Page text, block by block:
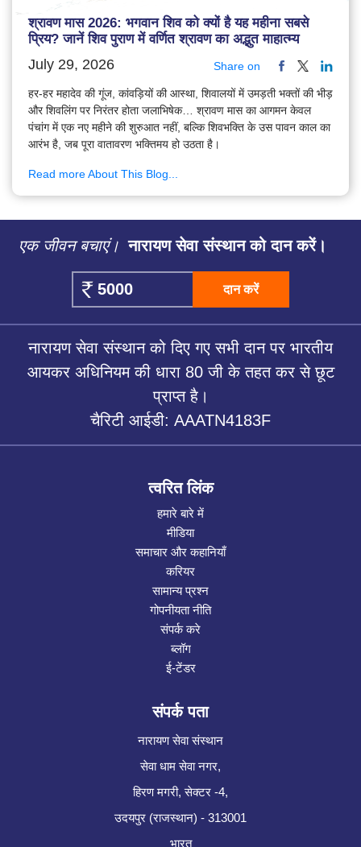
श्रावण मास 2026: भगवान शिव को क्यों है यह महीना सबसे
प्रिय? जानें शिव पुराण में वर्णित श्रावण का अद्भुत माहात्म्य
July 29, 2026 Share on
हर-हर महादेव की गूंज, कांवड़ियों की आस्था, शिवालयों में उमड़ती भक्तों की भीड़
और शिवलिंग पर निरंतर होता जलाभिषेक… श्रावण मास का आगमन केवल
पंचांग में एक नए महीने की शुरुआत नहीं, बल्कि शिवभक्ति के उस पावन काल का
आरंभ है, जब पूरा वातावरण भक्तिमय हो उठता है।
Read more About This Blog...
एक जीवन बचाएं। नारायण सेवा संस्थान को दान करें।
दान करें
नारायण सेवा संस्थान को दिए गए सभी दान पर भारतीय
आयकर अधिनियम की धारा 80 जी के तहत कर से छूट
प्राप्त है।
चैरिटी आईडी: AAATN4183F
त्वरित लिंक
हमारे बारे में
मीडिया
समाचार और कहानियाँ
करियर
सामान्य प्रश्न
गोपनीयता नीति
संपर्क करे
ब्लॉग
ई-टेंडर
संपर्क पता
नारायण सेवा संस्थान
सेवा धाम सेवा नगर,
हिरण मगरी, सेक्टर -4,
उदयपुर (राजस्थान) - 313001
भारत